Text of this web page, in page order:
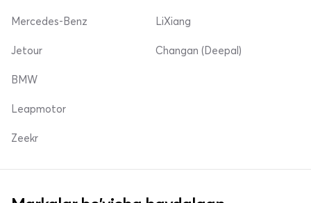
Mercedes-Benz
Jetour
LiXiang
Changan (Deepal)
BMW
Leapmotor
Zeekr